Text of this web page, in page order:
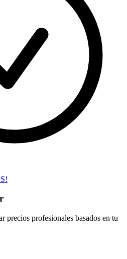
precios profesionales basados en tu